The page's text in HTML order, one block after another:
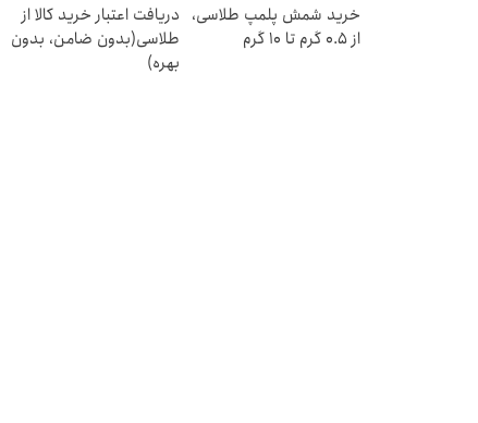
خرید شمش پلمپ طلاسی،
از ۰.۵ گرم تا ۱۰ گرم
دریافت اعتبار خرید کالا از
طلاسی(بدون ضامن، بدون
بهره)